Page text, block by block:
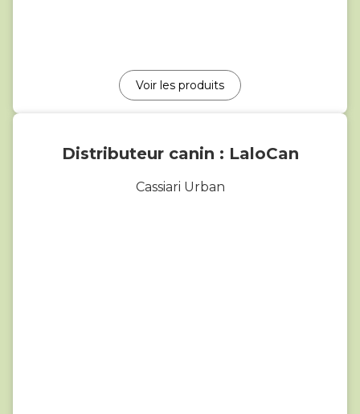
Voir les produits
Distributeur canin : LaloCan
Cassiari Urban